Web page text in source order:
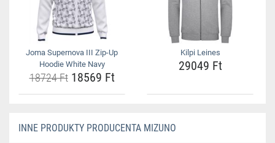
Joma Supernova III Zip-Up
Hoodie White Navy
18724 Ft18569 Ft
Kilpi Leines
29049 Ft
INNE PRODUKTY PRODUCENTA MIZUNO